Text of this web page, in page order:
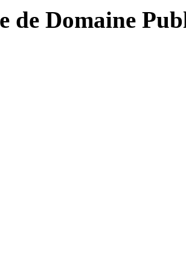
de Domaine